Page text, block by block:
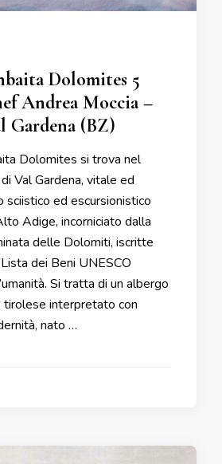
Dolomites 5
Andrea Moccia –
Gardena (BZ)
Dolomites si trova nel
Val Gardena, vitale ed
sciistico ed escursionistico
Adige, incorniciato dalla
delle Dolomiti, iscritte
dei Beni UNESCO
Si tratta di un albergo
interpretato con
nato …